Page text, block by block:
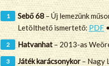
Sebő 68 – Új lemezünk
Letölthető ismertető:PDF
Hatvanhat– 2013-as
Játék karácsonykor– Nagy